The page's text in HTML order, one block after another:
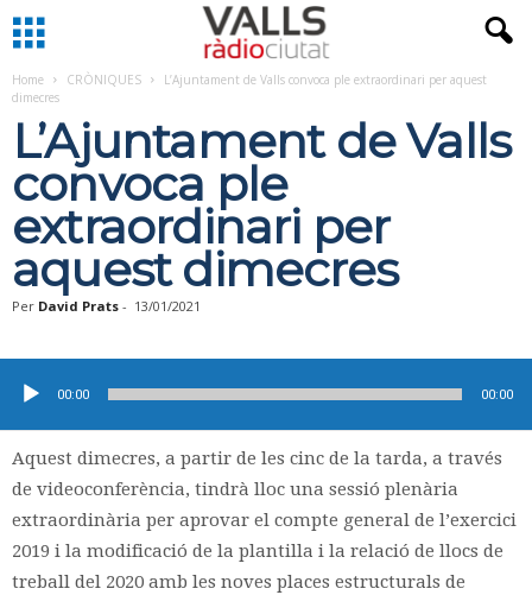
Home CRÒNIQUES
L’Ajuntament de Valls convoca ple extraordinari per aquest
dimecres
L’Ajuntament de Valls
convoca ple
extraordinari per
aquest dimecres
Per David Prats - 13/01/2021
d'àudio
00:00 00:00
Aquest dimecres, a partir de les cinc de la tarda, a través
de videoconferència, tindrà lloc una sessió plenària
extraordinària per aprovar el compte general de l’exercici
2019 i la modificació de la plantilla i la relació de llocs de
treball del 2020 amb les noves places estructurals de